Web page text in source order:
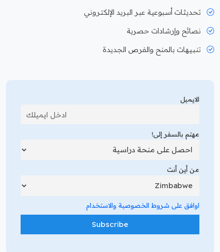
تحديثات أسبوعية عبر البريد الإلكتروني
نصائح وإرشادات حصرية
تنبيهات بالمنح والفرص الجديدة
الايميل
مهتم بالسفر إلى!
من أين أنت
اوافق على شروط الخصوصية والاستخدام